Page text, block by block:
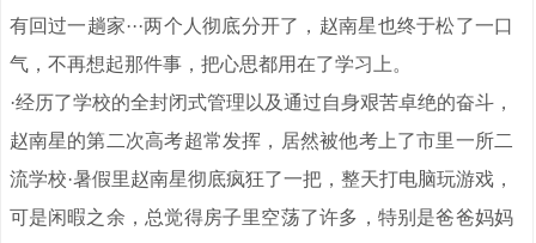
有回过一趟家···两个人彻底分开了，赵南星也终于松了一口
气，不再想起那件事，把心思都用在了学习上。
·经历了学校的全封闭式管理以及通过自身艰苦卓绝的奋斗，
赵南星的第二次高考超常发挥，居然被他考上了市里一所二
流学校·暑假里赵南星彻底疯狂了一把，整天打电脑玩游戏，
可是闲暇之余，总觉得房子里空荡了许多，特别是爸爸妈妈